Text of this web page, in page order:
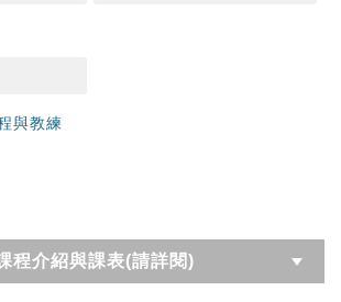
與教練
程介紹與課表(請詳閱)